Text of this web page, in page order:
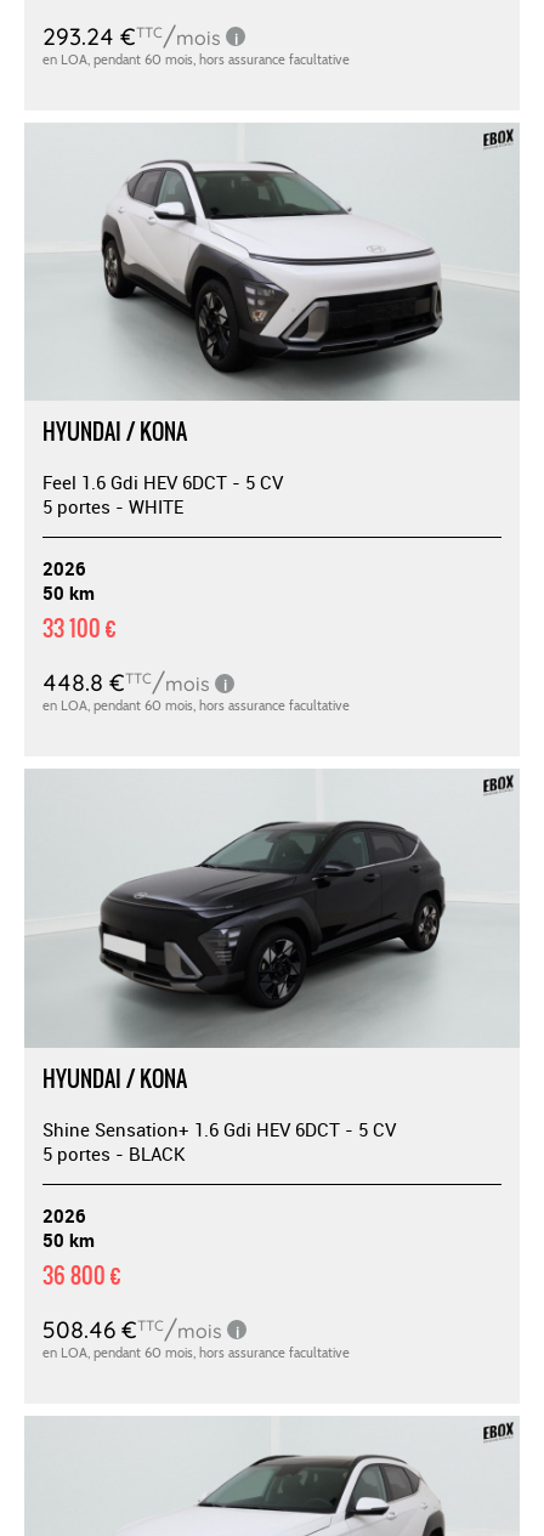
HYUNDAI / KONA
Feel 1.6 Gdi HEV 6DCT - 5 CV
5 portes - WHITE
2026
50 km
33 100 €
HYUNDAI / KONA
Shine Sensation+ 1.6 Gdi HEV 6DCT - 5 CV
5 portes - BLACK
2026
50 km
36 800 €